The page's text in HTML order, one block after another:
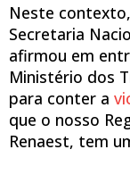
Neste
Secretaria
afirmou em
Ministério dos
para conter a
que o nosso
Renaest, tem